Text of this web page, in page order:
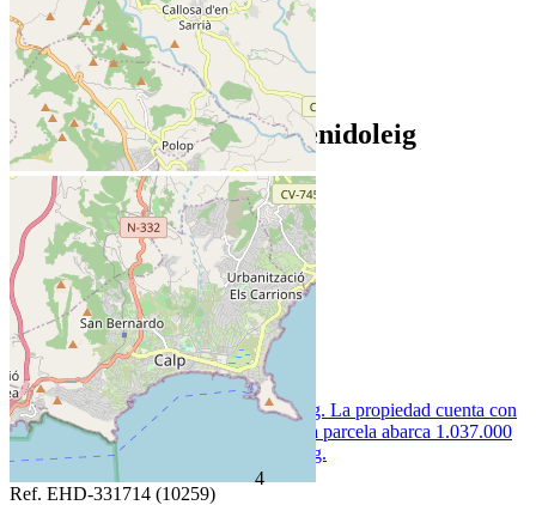
4
+-
Leaflet
Inmobiliaria
Viviendas en Venta en Benidoleig
EN VENTA
EN ALQUILER
Ordenar por:
3.000.000 €
Ref. EHD-331714 (10259)